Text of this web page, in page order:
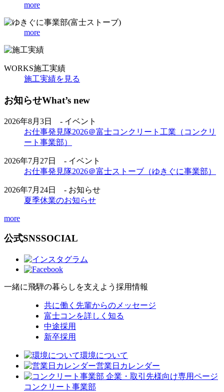
more
more
WORKS施工実績
施工実績を見る
お知らせWhat’s new
2026年8月3日 - イベント
お仕事発見隊2026＠富士コンクリート工業（コンクリ
ート事業部）
2026年7月27日 - イベント
お仕事発見隊2026＠富士ストーブ（ゆきぐに事業部）
2026年7月24日 - お知らせ
夏季休業のお知らせ
more
公式SNSSOCIAL
一緒に飛騨の暮らしを支えよう 採用情報
共に働く先輩からのメッセージ
富士コンを詳しく知る
中途採用
新卒採用
環境について
営業日カレンダー
コンクリート事業部